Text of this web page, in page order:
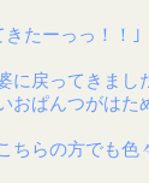
きたーっっ！！｣
に戻ってきまし
おぱんつがはた
ちらの方でも